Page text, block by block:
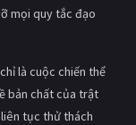
mọi quy tắc đạo
là cuộc chiến thể
bản chất của trật
tục thử thách